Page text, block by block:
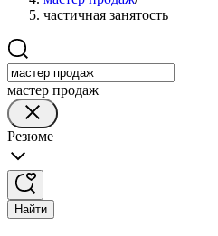
частичная занятость
мастер продаж
Резюме
Найти